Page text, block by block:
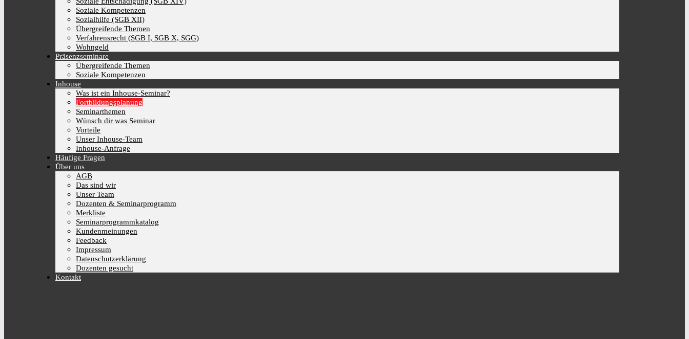
Soziale Kompetenzen
Sozialhilfe (SGB XII)
Übergreifende Themen
Verfahrensrecht (SGB I, SGB X, SGG)
Wohngeld
Präsenzseminare
Übergreifende Themen
Soziale Kompetenzen
Inhouse
Was ist ein Inhouse-Seminar?
Fortbildungsplanung
Seminarthemen
Wünsch dir was Seminar
Vorteile
Unser Inhouse-Team
Inhouse-Anfrage
Häufige Fragen
Über uns
AGB
Das sind wir
Unser Team
Dozenten & Seminarprogramm
Merkliste
Seminarprogrammkatalog
Kundenmeinungen
Feedback
Impressum
Datenschutzerklärung
Dozenten gesucht
Kontakt